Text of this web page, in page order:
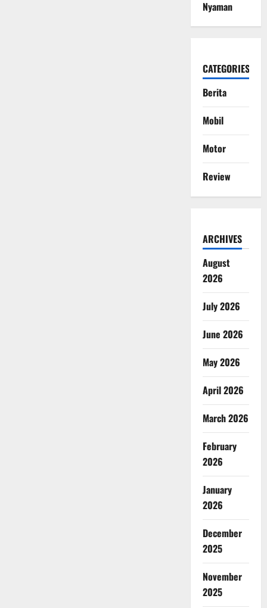
Nyaman
CATEGORIES
Berita
Mobil
Motor
Review
ARCHIVES
August
2026
July 2026
June 2026
May 2026
April 2026
March 2026
February
2026
January
2026
December
2025
November
2025